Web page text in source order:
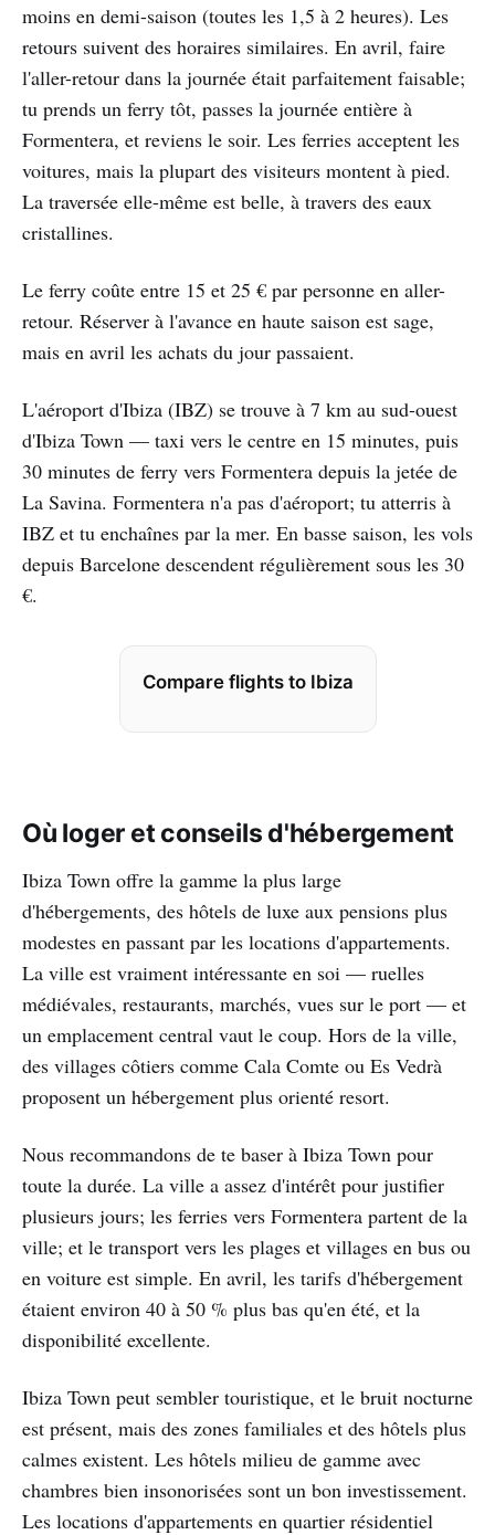
moins en demi-saison (toutes les 1,5 à 2 heures). Les
retours suivent des horaires similaires. En avril, faire
l'aller-retour dans la journée était parfaitement faisable;
tu prends un ferry tôt, passes la journée entière à
Formentera, et reviens le soir. Les ferries acceptent les
voitures, mais la plupart des visiteurs montent à pied.
La traversée elle-même est belle, à travers des eaux
cristallines.
Le ferry coûte entre 15 et 25 € par personne en aller-
retour. Réserver à l'avance en haute saison est sage,
mais en avril les achats du jour passaient.
L'aéroport d'Ibiza (IBZ) se trouve à 7 km au sud-ouest
d'Ibiza Town — taxi vers le centre en 15 minutes, puis
30 minutes de ferry vers Formentera depuis la jetée de
La Savina. Formentera n'a pas d'aéroport; tu atterris à
IBZ et tu enchaînes par la mer. En basse saison, les vols
depuis Barcelone descendent régulièrement sous les 30
€.
Compare flights to Ibiza
Où loger et conseils d'hébergement
Ibiza Town offre la gamme la plus large
d'hébergements, des hôtels de luxe aux pensions plus
modestes en passant par les locations d'appartements.
La ville est vraiment intéressante en soi — ruelles
médiévales, restaurants, marchés, vues sur le port — et
un emplacement central vaut le coup. Hors de la ville,
des villages côtiers comme Cala Comte ou Es Vedrà
proposent un hébergement plus orienté resort.
Nous recommandons de te baser à Ibiza Town pour
toute la durée. La ville a assez d'intérêt pour justifier
plusieurs jours; les ferries vers Formentera partent de la
ville; et le transport vers les plages et villages en bus ou
en voiture est simple. En avril, les tarifs d'hébergement
étaient environ 40 à 50 % plus bas qu'en été, et la
disponibilité excellente.
Ibiza Town peut sembler touristique, et le bruit nocturne
est présent, mais des zones familiales et des hôtels plus
calmes existent. Les hôtels milieu de gamme avec
chambres bien insonorisées sont un bon investissement.
Les locations d'appartements en quartier résidentiel